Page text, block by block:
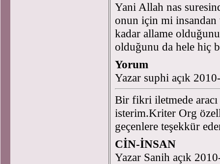
Yani Allah nas
onun için mi
kadar allame
olduğunu da hele hiç
Yorum
Yazar suphi açık
Bir fikri iletmede
isterim.Kriter Org
geçenlere teşekkür
CİN-İNSAN
Yazar Sanih açık